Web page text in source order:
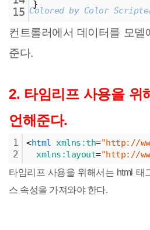
15
}
Colored by Color
컨트롤러에서 데이터를 모델
준다.
2. 타임리프 사용을 위
언해준다.
1
2
<html xmlns:th="http://
xmlns:layout="http://
타임리프 사용을 위해서는 html 태
스 속성을 가져와야 한다.